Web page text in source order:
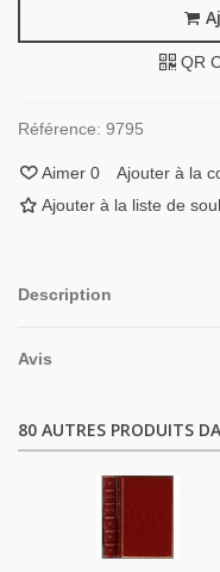
QR
Référence: 9795
Aimer 0 Ajouter à la
Ajouter à la liste de
Description
Avis
80 AUTRES PRODUITS